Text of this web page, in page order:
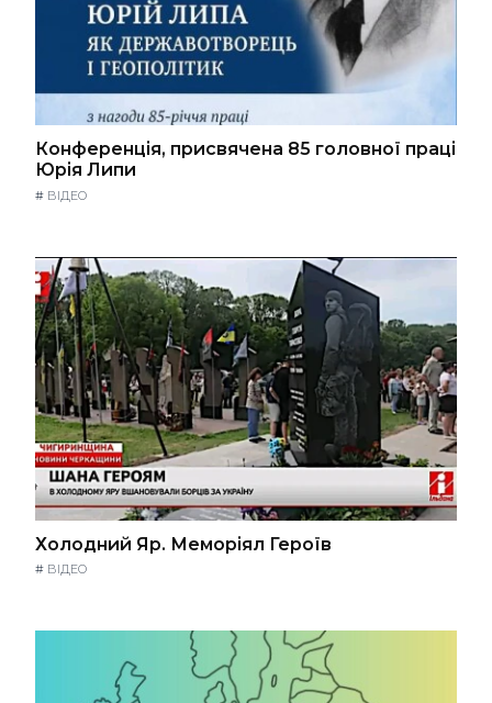
Конференція, присвячена 85 головної праці
Юрія Липи
# ВІДЕО
Холодний Яр. Меморіял Героїв
# ВІДЕО